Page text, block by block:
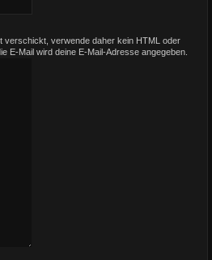
verschickt, verwende daher kein HTML oder
E-Mail wird deine E-Mail-Adresse angegeben.